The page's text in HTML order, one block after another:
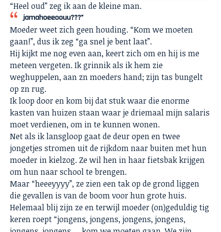
“Heel oud” zeg ik aan de kleine man.
jamahoeeoouu???”
Moeder weet zich geen houding. “Kom we moeten
gaan!”, dus ik zeg “ga snel je bent laat”.
Hij kijkt me nog even aan, keert zich om en hij is me
meteen vergeten. Ik grinnik als ik hem zie
weghuppelen, aan zn moeders hand; zijn tas bungelt
op zn rug.
Ik loop door en kom bij dat stuk waar die enorme
kasten van huizen staan waar je driemaal mijn salaris
moet verdienen, om in te kunnen wonen.
Net als ik lansgloop gaat de deur open en twee
jongetjes stromen uit de rijkdom naar buiten met hun
moeder in kielzog. Ze wil hen in haar fietsbak krijgen
om hun naar school te brengen.
Maar “heeeyyyy”, ze zien een tak op de grond liggen
die gevallen is van de boom voor hun grote huis.
Helemaal blij zijn ze en terwijl moeder (on)geduldig tig
keren roept “jongens, jongens, jongens, jongens,